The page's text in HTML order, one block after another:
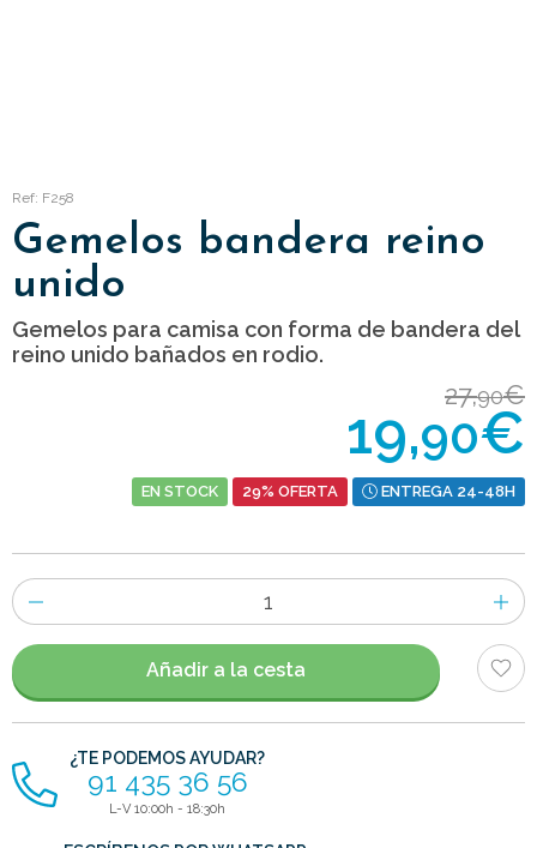
Ref: F258
Gemelos bandera reino
unido
Gemelos para camisa con forma de bandera del
reino unido bañados en rodio.
27,90€
19,90€
EN STOCK 29% OFERTA ENTREGA 24-48H
Número
de
artículos
Añadir a la cesta
¿TE PODEMOS AYUDAR?
91 435 36 56
L-V 10:00h - 18:30h